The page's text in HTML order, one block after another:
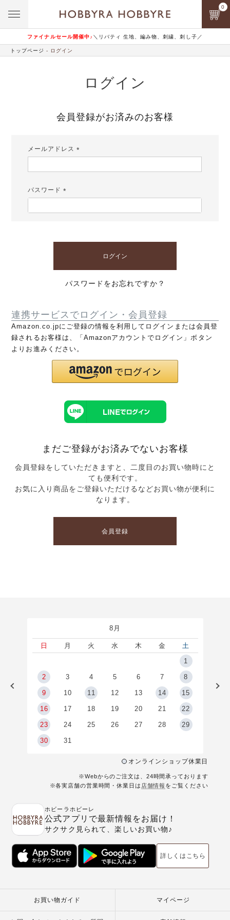
ファイナルセール開催中♪ ＼リバティ 生地、編み物、刺繍、刺し子／
0
トップページ ログイン
ログイン
会員登録がお済みのお客様
メールアドレス
パスワード
ログイン
パスワードをお忘れですか？
連携サービスでログイン・会員登録
Amazon.co.jpにご登録の情報を利用してログインまたは会員登
録されるお客様は、「Amazonアカウントでログイン」ボタン
よりお進みください。
まだご登録がお済みでないお客様
会員登録をしていただきますと、二度目のお買い物時にと
ても便利です。
お気に入り商品をご登録いただけるなどお買い物が便利に
なります。
会員登録
8月
日 月 火 水 木 金
土
1
2 3 4 5 6 7 8
9 10 11 12 13 14 15
16 17 18 19 20 21 22
23 24 25 26 27 28 29
30 31
オンラインショップ休業日
※Webからのご注文は、24時間承っております
※各実店舗の営業時間・休業日は 店舗情報 をご覧ください
ホビーラホビーレ
公式アプリで最新情報をお届け！
サクサク見られて、楽しいお買い物♪
詳しくはこちら
お買い物ガイド マイページ